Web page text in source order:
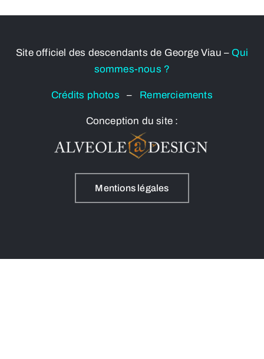
Site officiel des descendants de George Viau – Qui
sommes-nous ?
Crédits photos– Remerciements
Conception du site :
Mentions légales